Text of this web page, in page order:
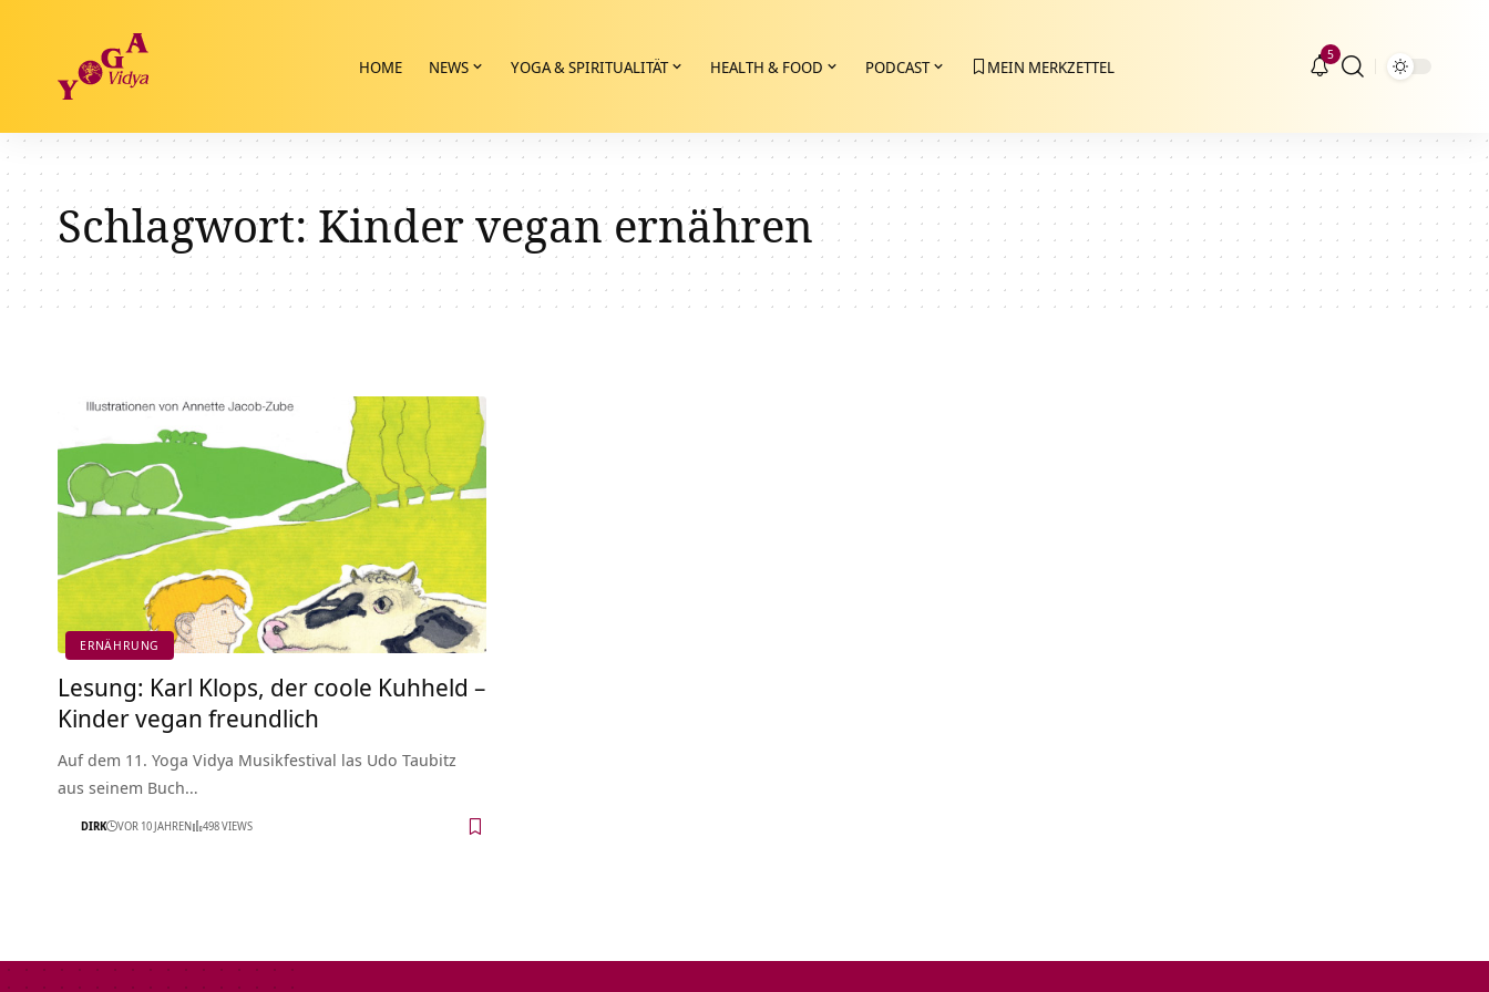
HOME NEWS YOGA & SPIRITUALITÄT HEALTH & FOOD PODCAST MEIN MERKZETTEL
5
Schlagwort:Kinder vegan ernähren
ERNÄHRUNG
Lesung: Karl Klops, der coole Kuhheld –
Kinder vegan freundlich
Auf dem 11. Yoga Vidya Musikfestival las Udo Taubitz
aus seinem Buch…
DIRK VOR 10 JAHREN 498 VIEWS